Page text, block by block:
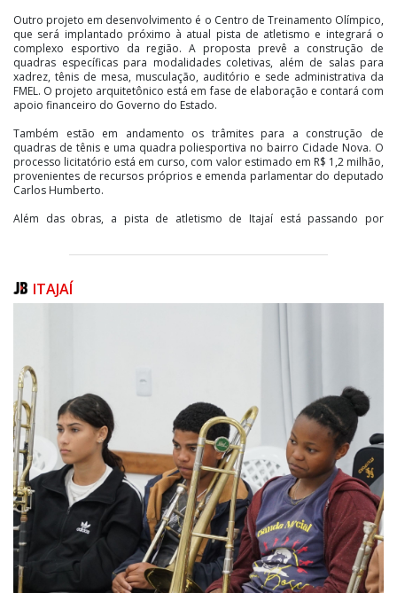
Outro projeto em desenvolvimento é o Centro de Treinamento Olímpico,
que será implantado próximo à atual pista de atletismo e integrará o
complexo esportivo da região. A proposta prevê a construção de
quadras específicas para modalidades coletivas, além de salas para
xadrez, tênis de mesa, musculação, auditório e sede administrativa da
FMEL. O projeto arquitetônico está em fase de elaboração e contará com
apoio financeiro do Governo do Estado.
Também estão em andamento os trâmites para a construção de
quadras de tênis e uma quadra poliesportiva no bairro Cidade Nova. O
processo licitatório está em curso, com valor estimado em R$ 1,2 milhão,
provenientes de recursos próprios e emenda parlamentar do deputado
Carlos Humberto.
Além das obras, a pista de atletismo de Itajaí está passando por
A Prefeitura também avalia a construção de uma arena com capacidade
demanda e a limitação atual de apenas dois ginásios disponíveis para 24
equipes de modalidades coletivas, como vôlei, basquete, futsal e
handebol.
De acordo com o diretor executivo da FMEL, Daniel dos Passos, os
investimentos buscam atender às necessidades imediatas e também
preparar a cidade para as próximas décadas. “Sabemos da importância
e da necessidade de novos espaços esportivos em Itajaí. Os projetos
estão sendo estruturados com esse foco, para garantir mais qualidade e
acesso ao esporte”, afirmou o Diretor.
ITAJAÍ